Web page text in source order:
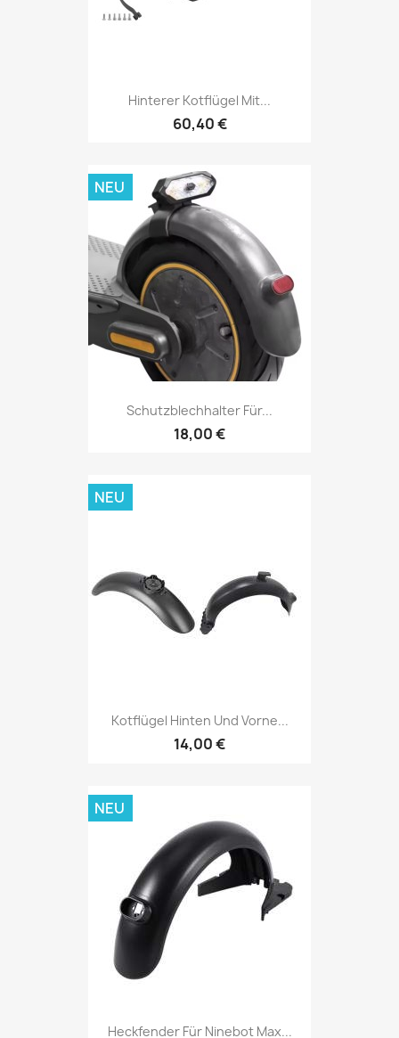
Hinterer Kotflügel Mit...
60,40 €
Schutzblechhalter Für...
18,00 €
NEU
Kotflügel Hinten Und Vorne...
14,00 €
NEU
Heckfender Für Ninebot Max...
NEU